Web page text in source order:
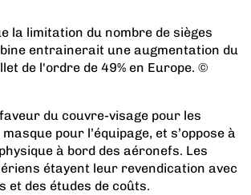
la limitation du nombre de sièges
entrainerait une augmentation du
de l'ordre de 49% en Europe. ©
faveur du couvre-visage pour les
pour l’équipage, et s’oppose à
à bord des aéronefs. Les
étayent leur revendication avec
et des études de coûts.